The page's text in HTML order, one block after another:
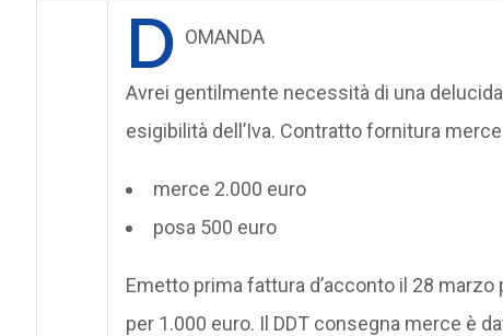
D OMANDA
Avrei gentilmente necessità di una
esigibilità dell’Iva. Contratto fornitura
merce 2.000 euro
posa 500 euro
Emetto prima fattura d’acconto il 28 marzo
per 1.000 euro. Il DDT consegna merce è